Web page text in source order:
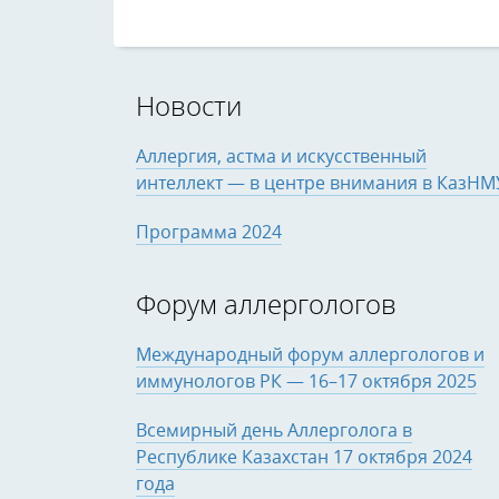
Новости
Аллергия, астма и искусственный
интеллект — в центре внимания в
Программа 2024
Форум аллергологов
Международный форум аллергологов и
иммунологов РК — 16–17 октября 2025
Всемирный день Аллерголога в
Республике Казахстан 17 октября 2024
года